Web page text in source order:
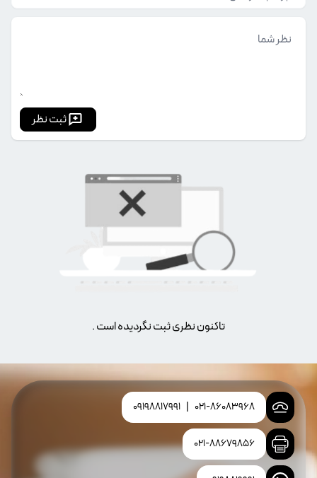
ثبت نظر
تاکنون نظری ثبت نگردیده است .
021-86083968
|
09198817991
021-88679856